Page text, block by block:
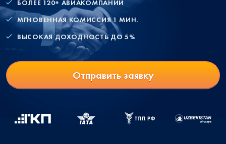
БОЛЕЕ 120+ АВИАКОМПАНИЙ
МГНОВЕННАЯ КОМИССИЯ 1 МИН.
ВЫСОКАЯ ДОХОДНОСТЬ ДО 5%
Отправить заявку